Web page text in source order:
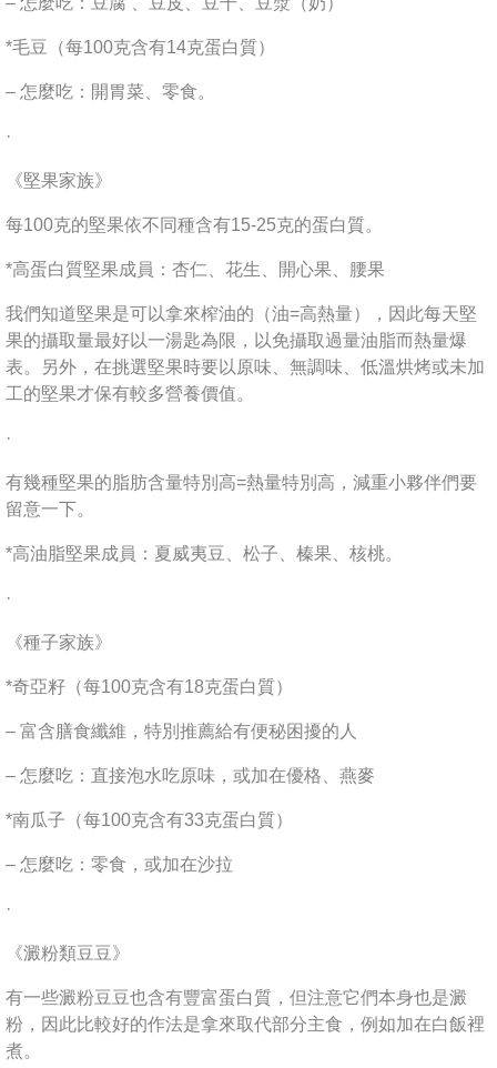
*毛豆（每100克含有14克蛋白質）
– 怎麼吃：開胃菜、零食。
·
《堅果家族》
每100克的堅果依不同種含有15-25克的蛋白質。
*高蛋白質堅果成員：杏仁、花生、開心果、腰果
我們知道堅果是可以拿來榨油的（油=高熱量），因此每天堅
果的攝取量最好以一湯匙為限，以免攝取過量油脂而熱量爆
表。另外，在挑選堅果時要以原味、無調味、低溫烘烤或未加
工的堅果才保有較多營養價值。
·
有幾種堅果的脂肪含量特別高=熱量特別高，減重小夥伴們要
留意一下。
*高油脂堅果成員：夏威夷豆、松子、榛果、核桃。
·
《種子家族》
*奇亞籽（每100克含有18克蛋白質）
– 富含膳食纖維，特別推薦給有便秘困擾的人
– 怎麼吃：直接泡水吃原味，或加在優格、燕麥
*南瓜子（每100克含有33克蛋白質）
– 怎麼吃：零食，或加在沙拉
·
《澱粉類豆豆》
有一些澱粉豆豆也含有豐富蛋白質，但注意它們本身也是澱
粉，因此比較好的作法是拿來取代部分主食，例如加在白飯裡
煮。